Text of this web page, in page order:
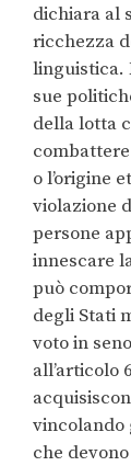
dichiara al
ricchezza
linguistica.
sue
della lotta
o l’origine
violazione
persone
innescare
può
degli Stati
voto in
all’articolo
vincolando
che